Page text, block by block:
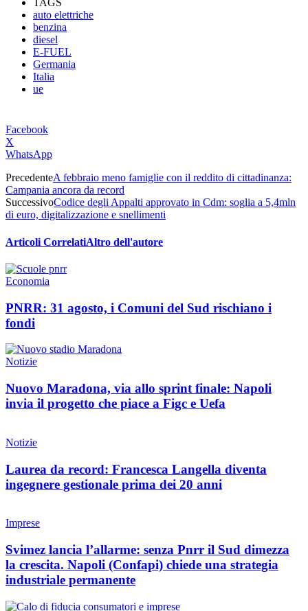
TAGS
auto elettriche
benzina
diesel
E-FUEL
Germania
Italia
ue
Facebook
X
WhatsApp
PrecedenteA febbraio meno famiglie con il reddito di cittadinanza:
Campania ancora da record
SuccessivoCodice degli Appalti approvato in Cdm: soglia a 5,4mln
di euro, digitalizzazione e snellimenti
Articoli CorrelatiAltro dell'autore
Economia
PNRR: 31 agosto, i Comuni del Sud rischiano i
fondi
Notizie
Nuovo Maradona, via allo sprint finale: Napoli
invia il progetto che piace a Figc e Uefa
Notizie
Laurea da record: Francesca Langella diventa
ingegnere gestionale prima dei 20 anni
Imprese
Svimez lancia l’allarme: senza Pnrr il Sud dimezza
la crescita. Napoli (Confapi) chiede una strategia
industriale permanente